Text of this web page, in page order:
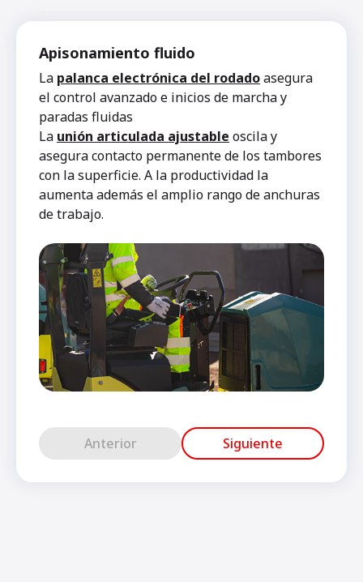
Apisonamiento fluido
La palanca electrónica del rodadoasegura
el control avanzado e inicios de marcha y
paradas fluidas
La unión articulada ajustable oscila y
asegura contacto permanente de los tambores
con la superficie. A la productividad la
aumenta además el amplio rango de anchuras
de trabajo.
Anterior Siguiente